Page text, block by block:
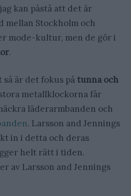
kan påstå att det är
mellan Stockholm och
mode-kultur, men de gör i
.
är det fokus på tunna och
metallklockorna får
läderarmbanden och
. Larsson and Jennings
in i detta och deras
helt rätt i tiden.
av Larsson and Jennings